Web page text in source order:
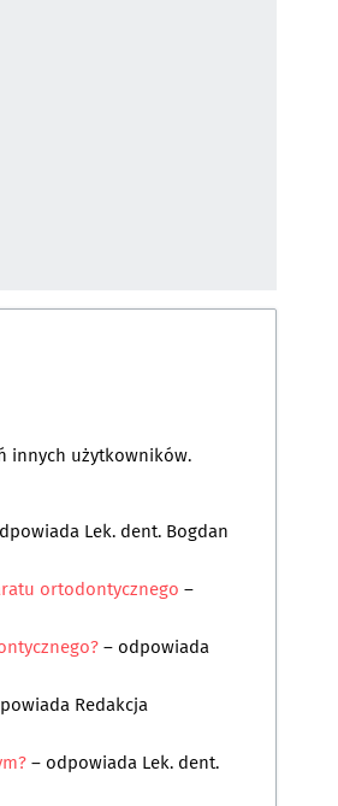
innych użytkowników.
Lek. dent. Bogdan
ortodontycznego –
– odpowiada
Redakcja
– odpowiada Lek. dent.